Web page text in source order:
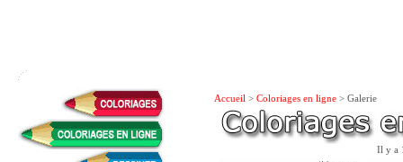
Accueil > Coloriages en ligne> Galerie
Il y a